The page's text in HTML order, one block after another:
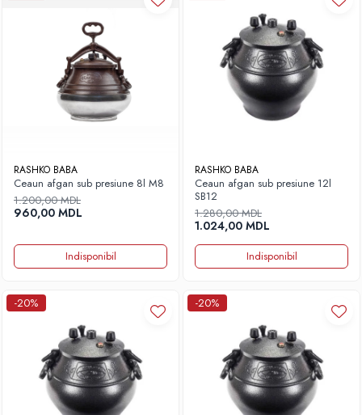
RASHKO BABA
Ceaun afgan sub presiune 8l M8
1.200,00 MDL
960,00 MDL
Indisponibil
RASHKO BABA
Ceaun afgan sub presiune 12l
SB12
1.280,00 MDL
1.024,00 MDL
Indisponibil
-20% -20%